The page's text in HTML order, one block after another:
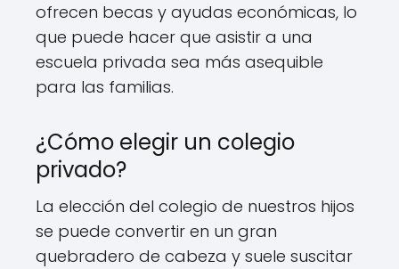
ofrecen becas y ayudas económicas, lo
que puede hacer que asistir a una
escuela privada sea más asequible
para las familias.
¿Cómo elegir un colegio
privado?
La elección del colegio de nuestros hijos
se puede convertir en un gran
quebradero de cabeza y suele suscitar